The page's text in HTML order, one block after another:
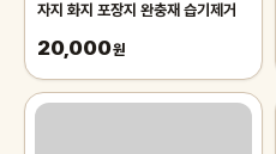
자지 화지 포장지 완충재 습기제거
20,000원